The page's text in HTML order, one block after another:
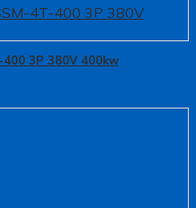
3P 380V 400kw